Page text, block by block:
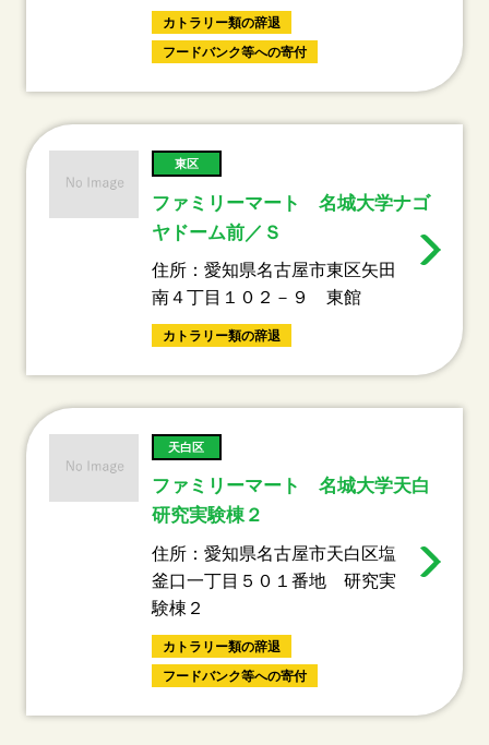
カトラリー類の辞退
フードバンク等への寄付
東区
ファミリーマート 名城大学ナゴ
ヤドーム前／Ｓ
住所：愛知県名古屋市東区矢田
南４丁目１０２－９ 東館
カトラリー類の辞退
天白区
ファミリーマート 名城大学天白
研究実験棟２
住所：愛知県名古屋市天白区塩
釜口一丁目５０１番地 研究実
験棟２
カトラリー類の辞退
フードバンク等への寄付